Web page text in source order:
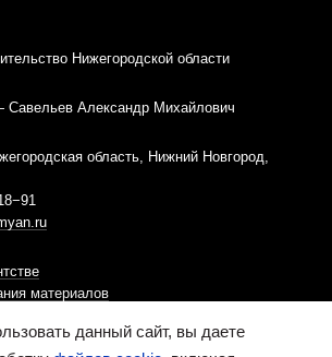
Нижегородской области
Савельев Александр Михайлович
область, Нижний Новгород,
материалов
использования «cookies»-файлов
данный сайт, вы даете